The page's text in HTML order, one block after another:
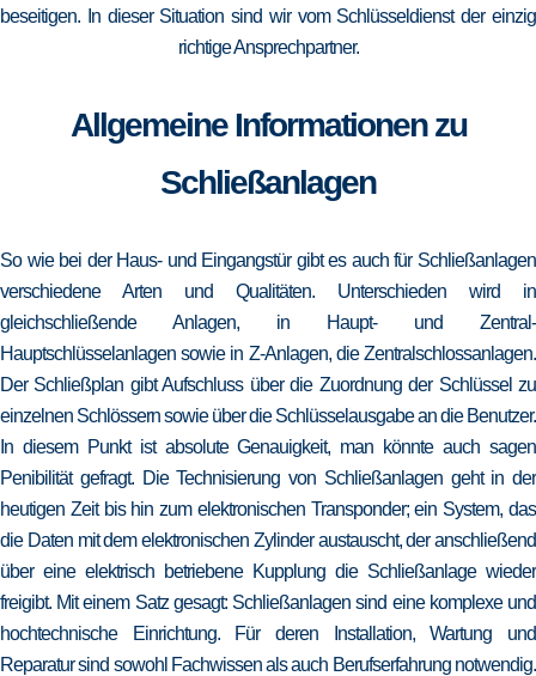
beseitigen. In dieser Situation sind wir vom Schlüsseldienst der einzig
richtige Ansprechpartner.
Allgemeine Informationen zu
Schließanlagen
So wie bei der Haus- und Eingangstür gibt es auch für Schließanlagen
verschiedene Arten und Qualitäten. Unterschieden wird in
gleichschließende Anlagen, in Haupt- und Zentral-
Hauptschlüsselanlagen sowie in Z-Anlagen, die Zentralschlossanlagen.
Der Schließplan gibt Aufschluss über die Zuordnung der Schlüssel zu
einzelnen Schlössern sowie über die Schlüsselausgabe an die Benutzer.
In diesem Punkt ist absolute Genauigkeit, man könnte auch sagen
Penibilität gefragt. Die Technisierung von Schließanlagen geht in der
heutigen Zeit bis hin zum elektronischen Transponder; ein System, das
die Daten mit dem elektronischen Zylinder austauscht, der anschließend
über eine elektrisch betriebene Kupplung die Schließanlage wieder
freigibt. Mit einem Satz gesagt: Schließanlagen sind eine komplexe und
hochtechnische Einrichtung. Für deren Installation, Wartung und
Reparatur sind sowohl Fachwissen als auch Berufserfahrung notwendig.